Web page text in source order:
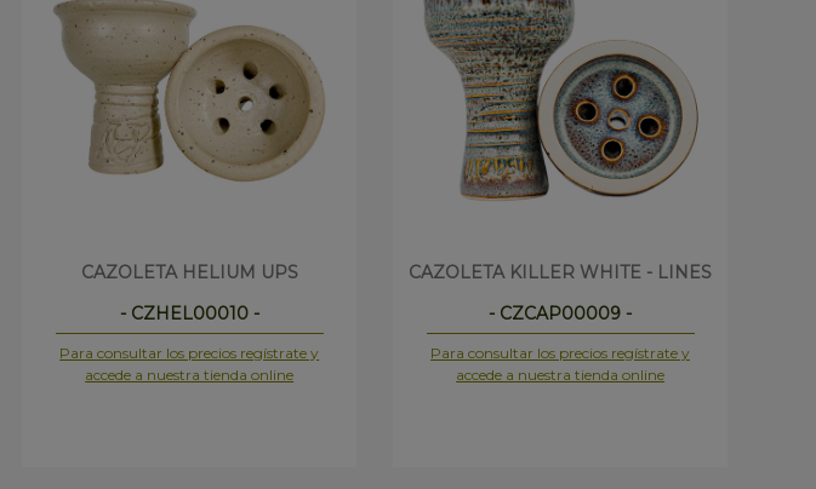
CAZOLETA HELIUM UPS
- CZHEL00010 -
Para consultar los precios regístrate y
accede a nuestra tienda online
CAZOLETA KILLER WHITE - LINES
- CZCAP00009 -
Para consultar los precios regístrate y
accede a nuestra tienda online